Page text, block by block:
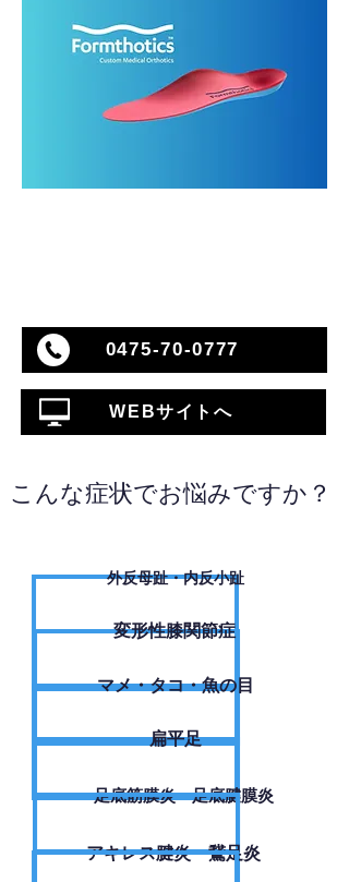
0475-70-0777
WEBサイトへ
こんな症状でお悩みですか？
外反母趾・内反小趾
変形性膝関節症
​マメ・タコ・魚の目
扁平足
足底筋膜炎・足底腱膜炎
アキレス腱炎・鵞足炎